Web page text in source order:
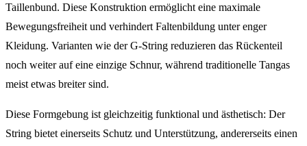
Taillenbund. Diese Konstruktion ermöglicht eine maximale
Bewegungsfreiheit und verhindert Faltenbildung unter enger
Kleidung. Varianten wie der G-String reduzieren das Rückenteil
noch weiter auf eine einzige Schnur, während traditionelle Tangas
meist etwas breiter sind.
Diese Formgebung ist gleichzeitig funktional und ästhetisch: Der
String bietet einerseits Schutz und Unterstützung, andererseits einen